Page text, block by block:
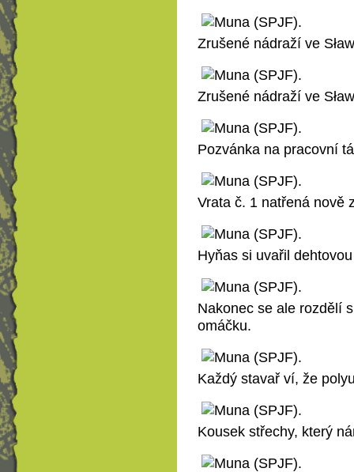
Zrušené nádraží ve
Zrušené nádraží ve
Pozvánka na pracovní
Vrata č. 1 natřená nově
Hyňas si uvařil
Nakonec se ale rozdělí
omáčku.
Každý stavař ví, že
Kousek střechy, který